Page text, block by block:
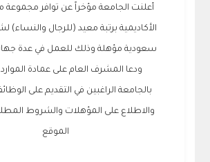
أعلنت الجامعة مؤخراً عن توافر مجموعة
الأكاديمية برتبة معيد (للرجال والنساء)
سعودية مؤهلة وذلك للعمل في عدة
ودعا المشرف العام على عمادة
بالجامعة الراغبين في التقديم على
والاطلاع على المؤهلات والشروط
الموقع